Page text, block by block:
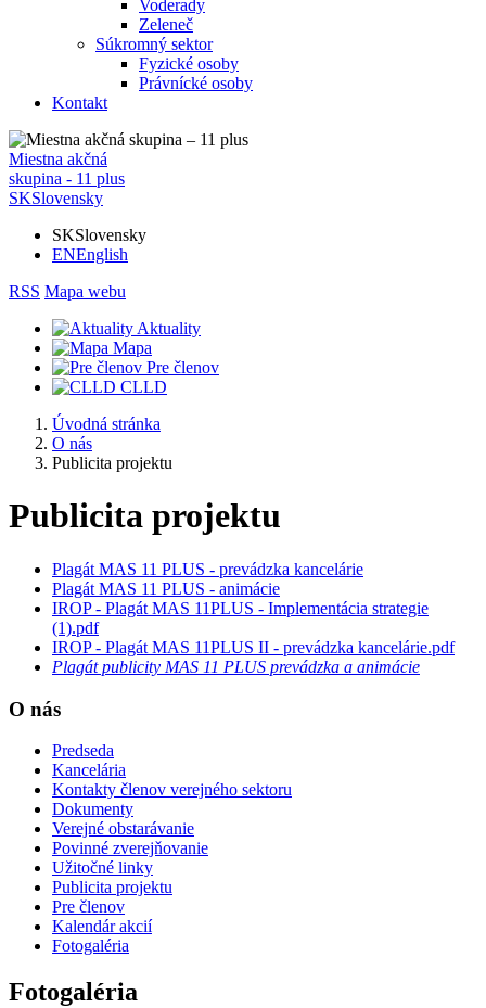
Voderady
Zeleneč
Súkromný sektor
Fyzické osoby
Právnícké osoby
Kontakt
Miestna akčná
skupina - 11 plus
SKSlovensky
SKSlovensky
ENEnglish
RSS Mapa webu
Aktuality
Mapa
Pre členov
CLLD
Úvodná stránka
O nás
Publicita projektu
Publicita projektu
Plagát MAS 11 PLUS - prevádzka kancelárie
Plagát MAS 11 PLUS - animácie
IROP - Plagát MAS 11PLUS - Implementácia strategie
(1).pdf
IROP- Plagát MAS 11PLUS II - prevádzka kancelárie.pdf
Plagát publicity MAS 11 PLUS prevádzka a animácie
O nás
Predseda
Kancelária
Kontakty členov verejného sektoru
Dokumenty
Verejné obstarávanie
Povinné zverejňovanie
Užitočné linky
Publicita projektu
Pre členov
Kalendár akcií
Fotogaléria
Fotogaléria